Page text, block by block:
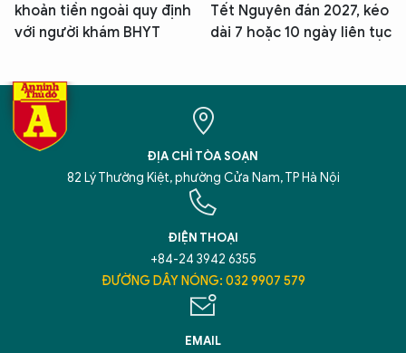
khoản tiền ngoài quy định
với người khám BHYT
Tết Nguyên đán 2027, kéo
dài 7 hoặc 10 ngày liên tục
ĐỊA CHỈ TÒA SOẠN
82 Lý Thường Kiệt, phường Cửa Nam, TP Hà Nội
ĐIỆN THOẠI
+84-24 3942 6355
ĐƯỜNG DÂY NÓNG: 032 9907 579
EMAIL